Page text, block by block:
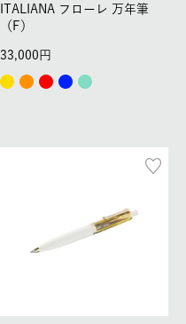
ITALIANA フローレ 万年筆
（F）
33,000